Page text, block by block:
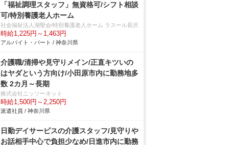
「福祉調理スタッフ」無資格可/シフト相談
可/特別養護老人ホーム
社会福祉法人湖聖会/特別養護老人ホーム ラスール長沢
時給1,225円～1,463円
アルバイト・パート / 神奈川県
介護職/清掃や見守りメイン/正直キツいの
はヤダという方向け/小田原市内に勤務地多
数 2カ月～長期
株式会社ニッソーネット
時給1,500円～2,250円
派遣社員 / 神奈川県
日勤デイサービスの介護スタッフ/見守り
お話相手中心で負担少なめ/日進市内に勤務